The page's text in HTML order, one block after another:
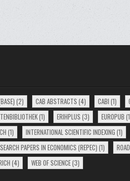
(2) CAB ABSTRACTS (4) CABI (1)
(1) ERIHPLUS (3) EUROPUB
(1) INTERNATIONAL SCIENTIFIC INDEXING (1)
PAPERS IN ECONOMICS (REPEC)(1) ROAD
(4) WEB OF SCIENCE(3)